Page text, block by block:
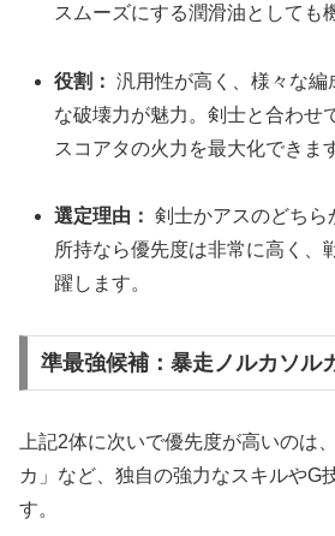
スムーズにする潤滑油としても
役割： 汎用性が高く、様々な編
な破壊力が魅力。剣士と合わせ
スコアタの火力を最大化できま
選定理由： 剣士かアスのどちら
所持なら優先度は非常に高く、
躍します。
準最強候補：暴走ノルカソル
上記2体に次いで優先度が高いのは
カ」など、独自の強力なスキルやG
す。